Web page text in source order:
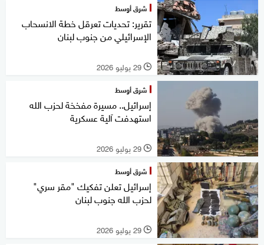
شرق أوسط
تقرير: تحديات تعرقل خطة الانسحاب
الإسرائيلي من جنوب لبنان
l 29 يوليو 2026
شرق أوسط
إسرائيل.. مسيرة مفخخة لحزب الله
استهدفت آلية عسكرية
l 29 يوليو 2026
شرق أوسط
إسرائيل تعلن تفكيك "مقر سري"
لحزب الله جنوب لبنان
l 29 يوليو 2026